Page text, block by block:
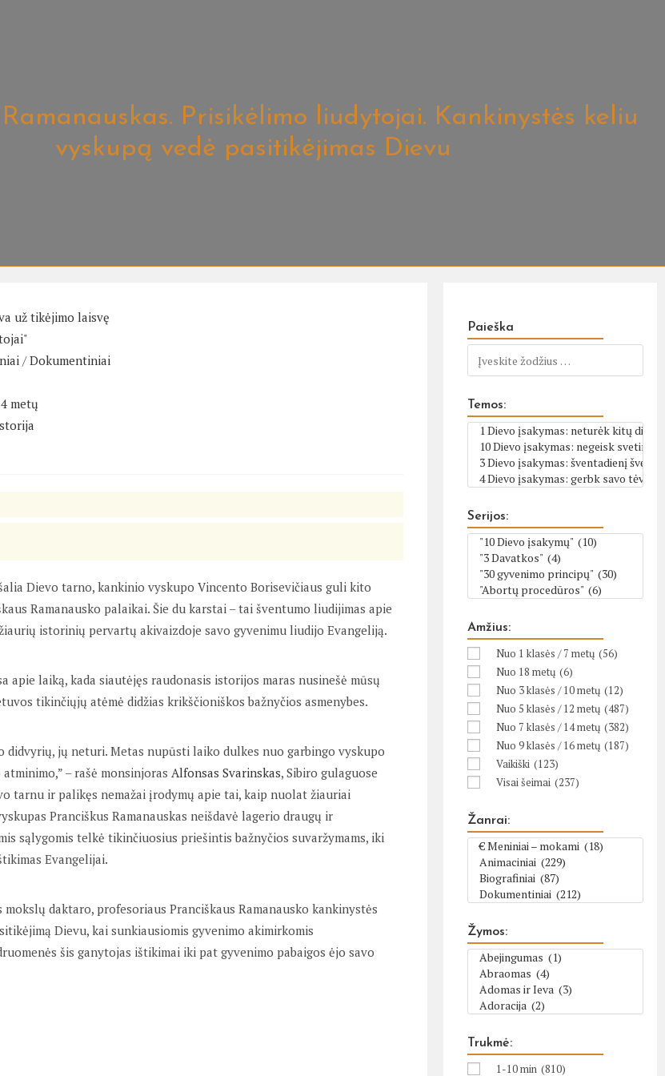
Prisikėlimo liudytojai. Kankinystės keliu
vyskupą vedė pasitikėjimas Dievu
už tikėjimo laisvę
/Dokumentiniai
metų
Dievo tarno, kankinio vyskupo Vincento Borisevičiaus guli kito
Ramanausko palaikai. Šie du karstai – tai šventumo liudijimas apie
istorinių pervartų akivaizdoje savo gyvenimu liudijo Evangeliją.
apie laiką, kada siautėjęs raudonasis istorijos maras nusinešė mūsų
tikinčiųjų atėmė didžias krikščioniškos bažnyčios asmenybes.
didvyrių, jų neturi. Metas nupūsti laiko dulkes nuo garbingo vyskupo
atminimo,” – rašė monsinjorasAlfonsas Svarinskas, Sibiro gulaguose
tarnu ir palikęs nemažai įrodymų apie tai, kaip nuolat žiauriai
Pranciškus Ramanauskas neišdavė lagerio draugų ir
sąlygomis telkė tikinčiuosius priešintis bažnyčios suvaržymams, iki
Evangelijai.
daktaro, profesoriaus Pranciškaus Ramanausko kankinystės
Dievu, kai sunkiausiomis gyvenimo akimirkomis
šis ganytojas ištikimai iki pat gyvenimo pabaigos ėjo savo
Paieška
Temos:
Serijos:
Amžius:
Nuo 1 klasės / 7 metų (56)
Nuo 18 metų (6)
Nuo 3 klasės / 10 metų (12)
Nuo 5 klasės / 12 metų (487)
Nuo 7 klasės / 14 metų (382)
Nuo 9 klasės / 16 metų (187)
Vaikiški (123)
Visai šeimai (237)
Žanrai:
Žymos:
Trukmė:
1-10 min (810)